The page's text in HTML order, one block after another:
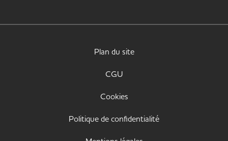
Plan du site
CGU
Cookies
Politique de confidentialité